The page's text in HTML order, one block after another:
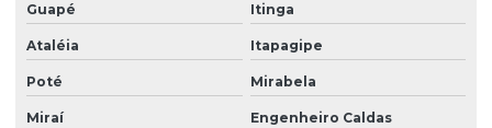
Guapé Itinga
Ataléia Itapagipe
Poté Mirabela
Miraí Engenheiro Caldas